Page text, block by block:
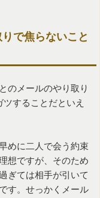
で焦らないこと
のメールのやり取り
することだといえ
めに二人で会う約束
想ですが、そのため
ぎては相手が引いて
す。せっかくメール